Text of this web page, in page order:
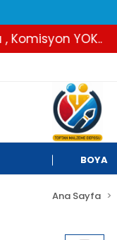
YOK..
BOYA
Ana Sayfa